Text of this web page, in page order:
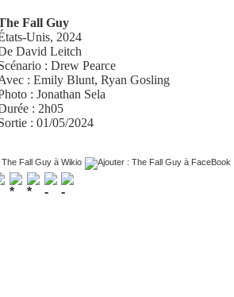
Fall Guy
Unis, 2024
David Leitch
:Drew Pearce
:Emily Blunt,Ryan Gosling
:Jonathan Sela
: 2h05
: 01/05/2024